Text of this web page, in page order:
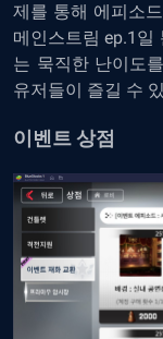
제를 통해 에피소
메인스트림 ep.1
는 묵직한 난이도
유저들이 즐길 수
이벤트 상점